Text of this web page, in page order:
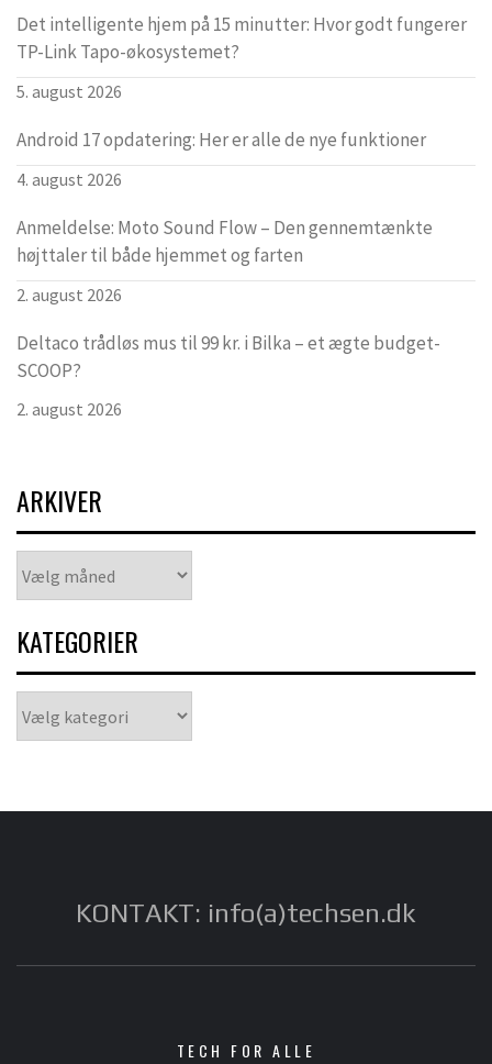
Det intelligente hjem på 15 minutter: Hvor godt fungerer
TP-Link Tapo-økosystemet?
5. august 2026
Android 17 opdatering: Her er alle de nye funktioner
4. august 2026
Anmeldelse: Moto Sound Flow – Den gennemtænkte
højttaler til både hjemmet og farten
2. august 2026
Deltaco trådløs mus til 99 kr. i Bilka – et ægte budget-
SCOOP?
2. august 2026
ARKIVER
KATEGORIER
KONTAKT: info(a)techsen.dk
TECH FOR ALLE